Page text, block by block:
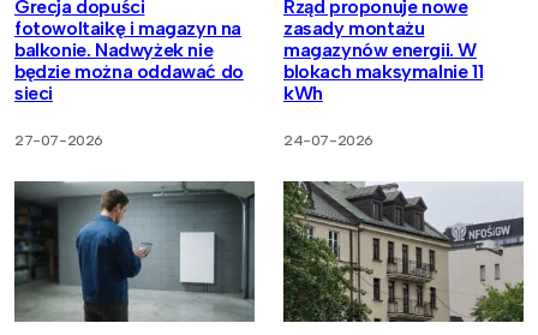
Grecja dopuści
fotowoltaikę i magazyn na
balkonie. Nadwyżek nie
będzie można oddawać do
sieci
27-07-2026
Rząd proponuje nowe
zasady montażu
magazynów energii. W
blokach maksymalnie 11
kWh
24-07-2026